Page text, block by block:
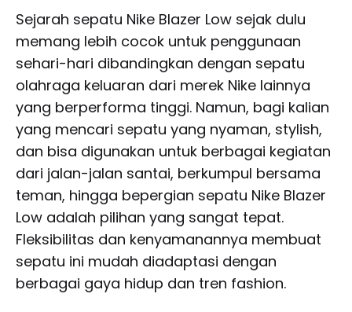
Sejarah sepatu Nike Blazer Low sejak dulu
memang lebih cocok untuk penggunaan
sehari-hari dibandingkan dengan sepatu
olahraga keluaran dari merek Nike lainnya
yang berperforma tinggi. Namun, bagi kalian
yang mencari sepatu yang nyaman, stylish,
dan bisa digunakan untuk berbagai kegiatan
dari jalan-jalan santai, berkumpul bersama
teman, hingga bepergian sepatu Nike Blazer
Low adalah pilihan yang sangat tepat.
Fleksibilitas dan kenyamanannya membuat
sepatu ini mudah diadaptasi dengan
berbagai gaya hidup dan tren fashion.